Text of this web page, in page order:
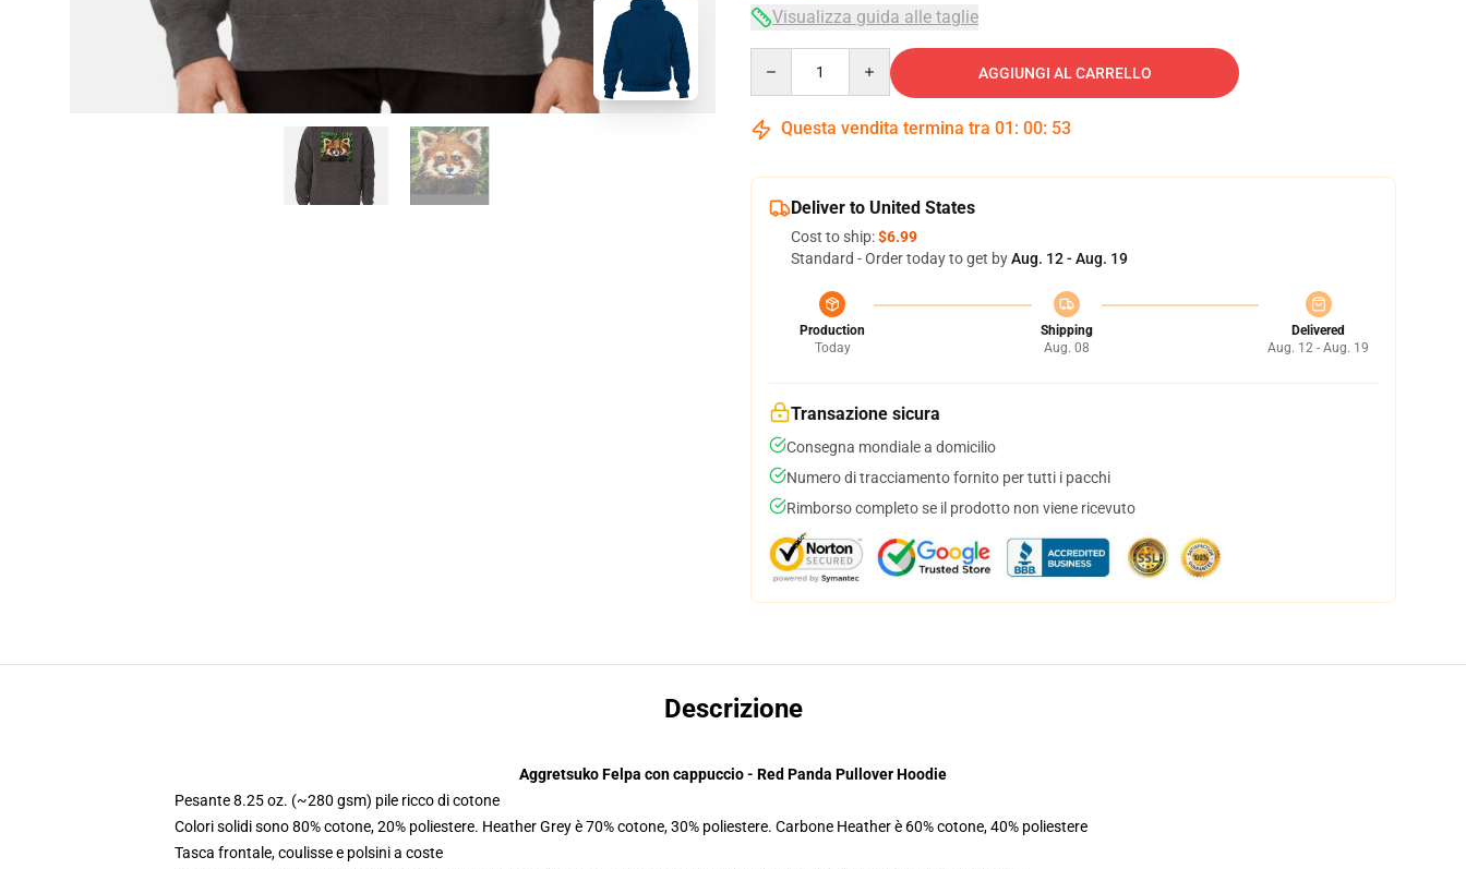
Visualizza guida alle taglie
AGGIUNGI AL CARRELLO
Questa vendita termina tra 01 : 00: 52
Deliver to United States
Cost to ship:$6.99
Standard - Order today to get byAug. 12 - Aug. 19
Production
Today
Shipping
Aug. 08
Delivered
Aug. 12 - Aug. 19
Transazione sicura
Consegna mondiale a domicilio
Numero di tracciamento fornito per tutti i pacchi
Rimborso completo se il prodotto non viene ricevuto
Descrizione
Aggretsuko Felpa con cappuccio - Red Panda Pullover Hoodie
Pesante 8.25 oz. (~280 gsm) pile ricco di cotone
Colori solidi sono 80% cotone, 20% poliestere. Heather Grey è 70% cotone, 30% poliestere. Carbone Heather è 60% cotone, 40% poliestere
Tasca frontale, coulisse e polsini a coste